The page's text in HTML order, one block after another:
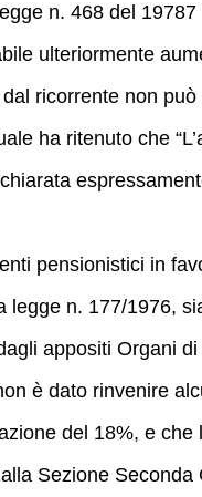
n. 468 del
ulteriormente
ricorrente non
ha ritenuto che
pensionistici in
n. 177/1976,
appositi Organi
è dato rinvenire
del 18%, e
Sezione